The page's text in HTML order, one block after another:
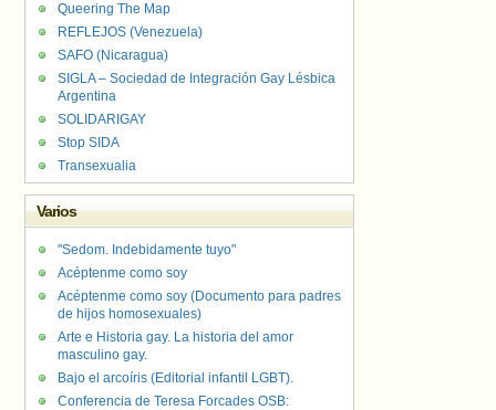
Queering The Map
REFLEJOS (Venezuela)
SAFO (Nicaragua)
SIGLA – Sociedad de Integración Gay Lésbica
Argentina
SOLIDARIGAY
Stop SIDA
Transexualia
Varios
"Sedom. Indebidamente tuyo"
Acéptenme como soy
Acéptenme como soy (Documento para padres
de hijos homosexuales)
Arte e Historia gay. La historia del amor
masculino gay.
Bajo el arcoíris (Editorial infantil LGBT).
Conferencia de Teresa Forcades OSB: